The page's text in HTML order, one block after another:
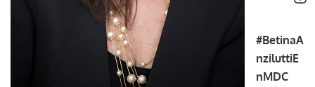
#BetinaA
nziluttiE
nMDC